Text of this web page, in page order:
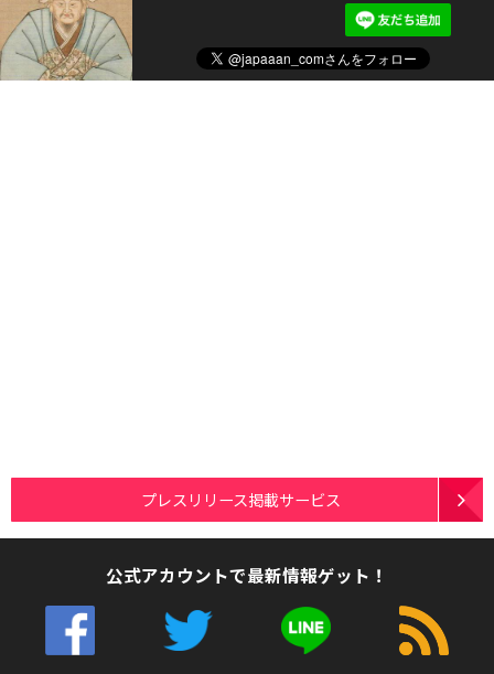
プレスリリース掲載サービス
公式アカウントで最新情報ゲット！